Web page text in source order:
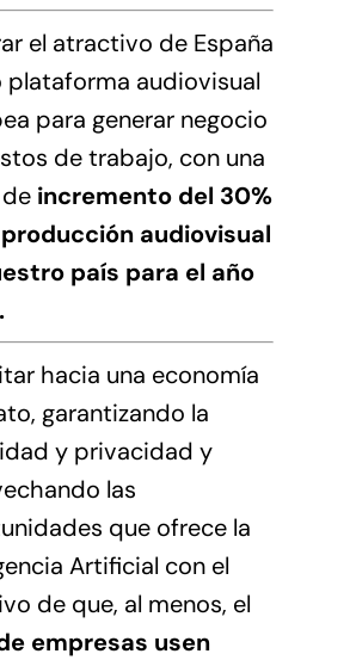
el atractivo de España
plataforma audiovisual
para generar negocio
de trabajo, con una
incremento del 30%
audiovisual
país para el año
hacia una economía
garantizando la
y privacidad y
las
que ofrece la
Artificial con el
de que, al menos, el
empresas usen